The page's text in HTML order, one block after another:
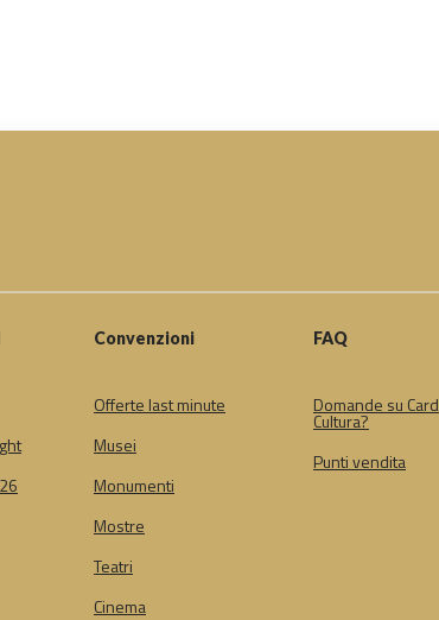
Convenzioni
Offerte last minute
Musei
Monumenti
Mostre
Teatri
Cinema
FAQ
Domande su Card
Cultura?
Punti vendita